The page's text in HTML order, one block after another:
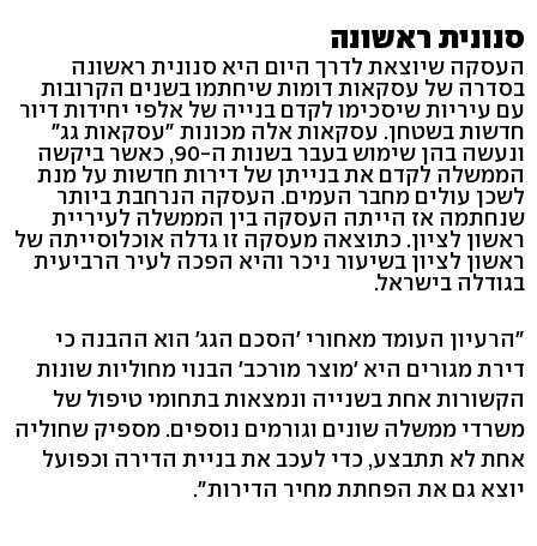
סנונית ראשונה
העסקה שיוצאת לדרך היום היא סנונית ראשונה
בסדרה של עסקאות דומות שיחתמו בשנים הקרובות
עם עיריות שיסכימו לקדם בנייה של אלפי יחידות דיור
חדשות בשטחן. עסקאות אלה מכונות "עסקאות גג"
ונעשה בהן שימוש בעבר בשנות ה-90, כאשר ביקשה
הממשלה לקדם את בנייתן של דירות חדשות על מנת
לשכן עולים מחבר העמים. העסקה הנרחבת ביותר
שנחתמה אז הייתה העסקה בין הממשלה לעיריית
ראשון לציון. כתוצאה מעסקה זו גדלה אוכלוסייתה של
ראשון לציון בשיעור ניכר והיא הפכה לעיר הרביעית
בגודלה בישראל.
"הרעיון העומד מאחורי 'הסכם הגג' הוא ההבנה כי
דירת מגורים היא 'מוצר מורכב' הבנוי מחוליות שונות
הקשורות אחת בשנייה ונמצאות בתחומי טיפול של
משרדי ממשלה שונים וגורמים נוספים. מספיק שחוליה
אחת לא תתבצע, כדי לעכב את בניית הדירה וכפועל
יוצא גם את הפחתת מחיר הדירות".